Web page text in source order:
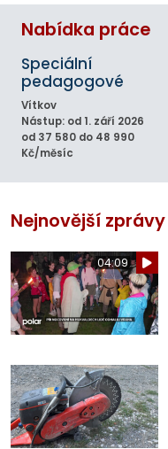
Nabídka práce
Speciální
pedagogové
Vítkov
Nástup: od 1. září 2026
od 37 580 do 48 990
Kč/měsíc
Nejnovější zprávy
04:09